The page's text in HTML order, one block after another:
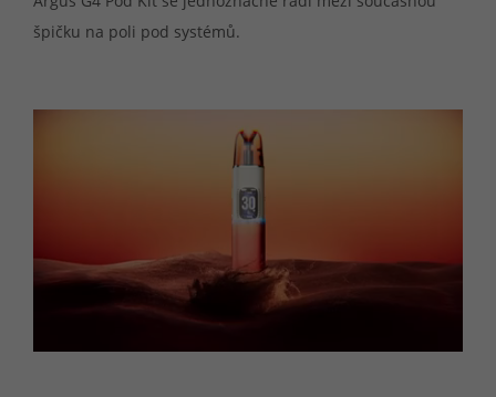
špičku na poli pod systémů.